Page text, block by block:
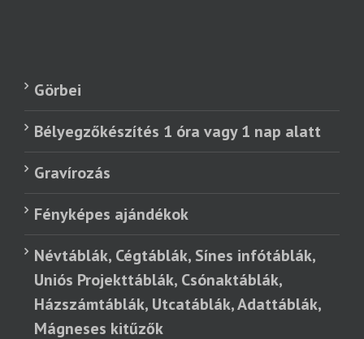
Görbei
Bélyegzőkészítés 1 óra vagy 1 nap alatt
Gravírozás
Fényképes ajándékok
Névtáblák, Cégtáblák, Sínes infótáblák,
Uniós Projekttáblák, Csónaktáblák,
Házszámtáblák, Utcatáblák, Adattáblák,
Mágneses kitűzők